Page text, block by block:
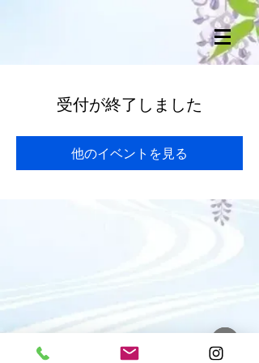
受付が終了しました
他のイベントを見る